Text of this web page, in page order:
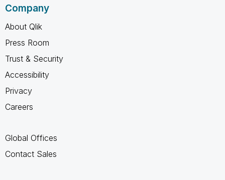
Company
About Qlik
Press Room
Trust & Security
Accessibility
Privacy
Careers
Global Offices
Contact Sales